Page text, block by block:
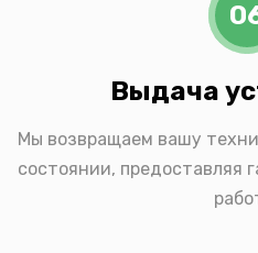
Выдача
Мы возвращаем вашу
состоянии, предоставляя